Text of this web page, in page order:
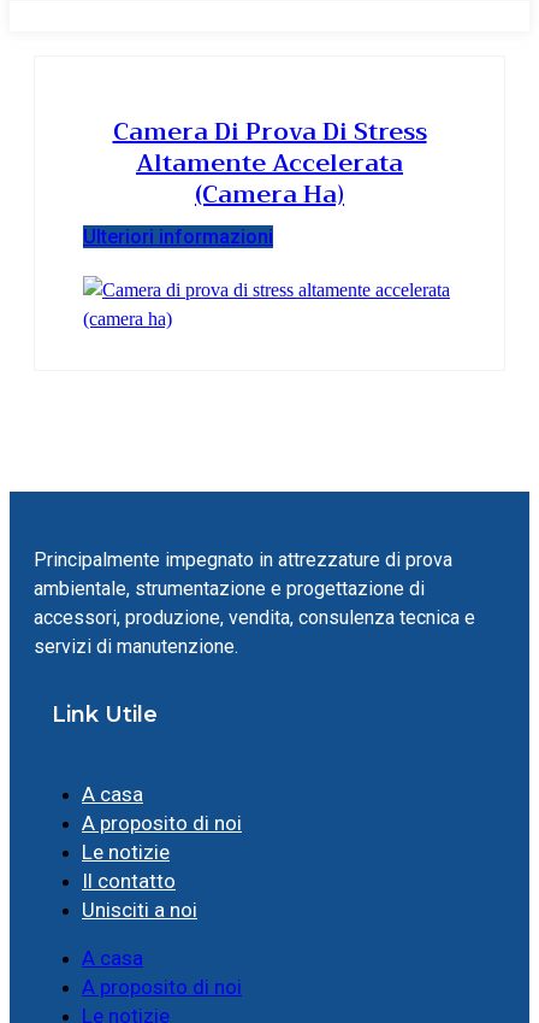
Camera Di Prova Di Stress
Altamente Accelerata
(camera Ha)
Ulteriori informazioni
Principalmente impegnato in attrezzature di prova
ambientale, strumentazione e progettazione di
accessori, produzione, vendita, consulenza tecnica e
servizi di manutenzione.
Link Utile
A casa
A proposito di noi
Le notizie
Il contatto
Unisciti a noi
A casa
A proposito di noi
Le notizie